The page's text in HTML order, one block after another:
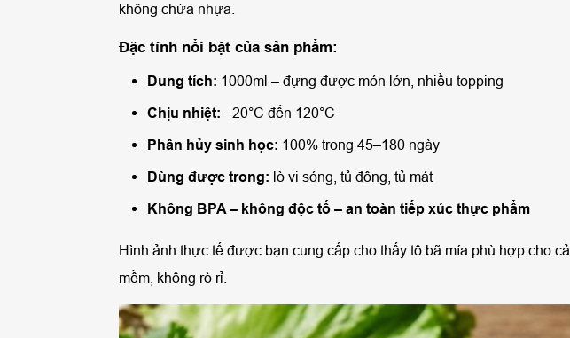
không chứa nhựa.
Đặc tính nổi bật của sản phẩm:
Dung tích: 1000ml – đựng được món lớn, nhiều topping
Chịu nhiệt: –20°C đến 120°C
Phân hủy sinh học: 100% trong 45–180 ngày
Dùng được trong: lò vi sóng, tủ đông, tủ mát
Không BPA – không độc tố – an toàn tiếp xúc thực phẩm
Hình ảnh thực tế được bạn cung cấp cho thấy tô bã mía phù hợp cho cả
mềm, không rò rỉ.